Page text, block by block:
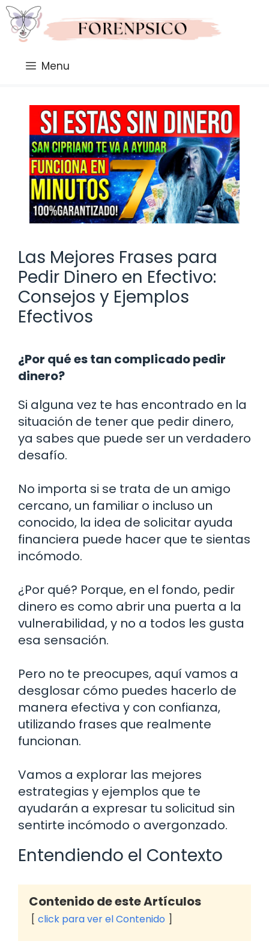
Saltar
al
contenido
Menu
Las Mejores Frases para
Pedir Dinero en Efectivo:
Consejos y Ejemplos
Efectivos
¿Por qué es tan complicado pedir
dinero?
Si alguna vez te has encontrado en la
situación de tener que pedir dinero,
ya sabes que puede ser un verdadero
desafío.
No importa si se trata de un amigo
cercano, un familiar o incluso un
conocido, la idea de solicitar ayuda
financiera puede hacer que te sientas
incómodo.
¿Por qué? Porque, en el fondo, pedir
dinero es como abrir una puerta a la
vulnerabilidad, y no a todos les gusta
esa sensación.
Pero no te preocupes, aquí vamos a
desglosar cómo puedes hacerlo de
manera efectiva y con confianza,
utilizando frases que realmente
funcionan.
Vamos a explorar las mejores
estrategias y ejemplos que te
ayudarán a expresar tu solicitud sin
sentirte incómodo o avergonzado.
Entendiendo el Contexto
Contenido de este Artículos
click para ver el Contenido